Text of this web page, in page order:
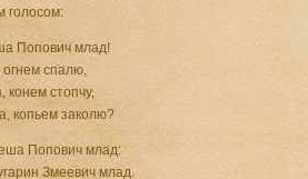
голосом:
Попович млад!
спалю,
стопчу,
копьем заколю?
Попович млад:
Змеевич млад.